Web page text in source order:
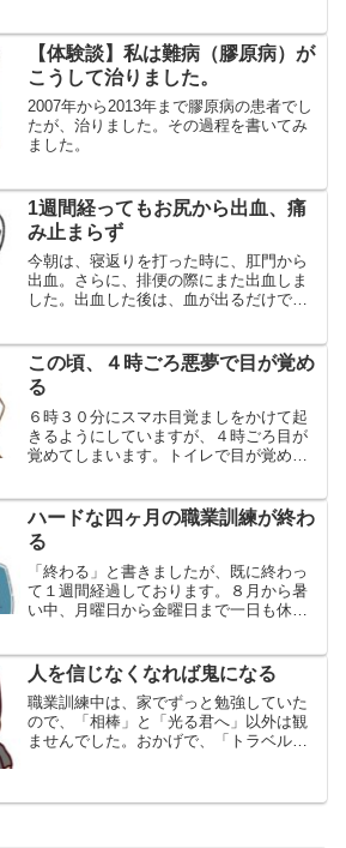
をまかせるので、なるようにしかなりま
せん。術前検査の結果 喜...
【体験談】私は難病（膠原病）が
こうして治りました。
2007年から2013年まで膠原病の患者でし
たが、治りました。その過程を書いてみ
ました。
1週間経ってもお尻から出血、痛
み止まらず
今朝は、寝返りを打った時に、肛門から
出血。さらに、排便の際にまた出血しま
した。出血した後は、血が出るだけでな
のでしょうか？大谷翔平さんの地区優勝
のかかったゲームを見なが...
この頃、４時ごろ悪夢で目が覚め
る
６時３０分にスマホ目覚ましをかけて起
きるようにしていますが、４時ごろ目が
覚めてしまいます。トイレで目が覚める
レンドされたような夢です。ここ１年ト
イレで目覚めることは無か...
ハードな四ヶ月の職業訓練が終わ
る
「終わる」と書きましたが、既に終わっ
て１週間経過しております。８月から暑
い中、月曜日から金曜日まで一日も休ま
暑い中、歩いて訓練校に通いました。痔
の手術後や腰が痛い（正確...
人を信じなくなれば鬼になる
職業訓練中は、家でずっと勉強していた
ので、「相棒」と「光る君へ」以外は観
ませんでした。おかげで、「トラベルナ
２０日余りで大分録画したドラマが減り